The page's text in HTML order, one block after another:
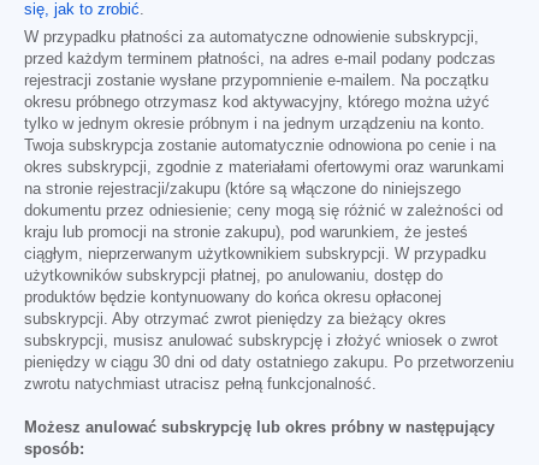
się, jak to zrobić.
W przypadku płatności za automatyczne odnowienie subskrypcji,
przed każdym terminem płatności, na adres e-mail podany podczas
rejestracji zostanie wysłane przypomnienie e-mailem. Na początku
okresu próbnego otrzymasz kod aktywacyjny, którego można użyć
tylko w jednym okresie próbnym i na jednym urządzeniu na konto.
Twoja subskrypcja zostanie automatycznie odnowiona po cenie i na
okres subskrypcji, zgodnie z materiałami ofertowymi oraz warunkami
na stronie rejestracji/zakupu (które są włączone do niniejszego
dokumentu przez odniesienie; ceny mogą się różnić w zależności od
kraju lub promocji na stronie zakupu), pod warunkiem, że jesteś
ciągłym, nieprzerwanym użytkownikiem subskrypcji. W przypadku
użytkowników subskrypcji płatnej, po anulowaniu, dostęp do
produktów będzie kontynuowany do końca okresu opłaconej
subskrypcji. Aby otrzymać zwrot pieniędzy za bieżący okres
subskrypcji, musisz anulować subskrypcję i złożyć wniosek o zwrot
pieniędzy w ciągu 30 dni od daty ostatniego zakupu. Po przetworzeniu
zwrotu natychmiast utracisz pełną funkcjonalność.
Możesz anulować subskrypcję lub okres próbny w następujący
sposób: